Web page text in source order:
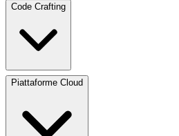
Code Crafting
Piattaforme Cloud